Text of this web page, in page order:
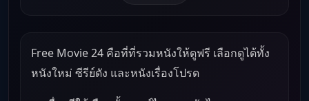
Free Movie 24 คือที่ที่รวมหนังให้ดูฟรี เลือกดูได้ทั้ง
หนังใหม่ ซีรีย์ดัง และหนังเรื่องโปรด